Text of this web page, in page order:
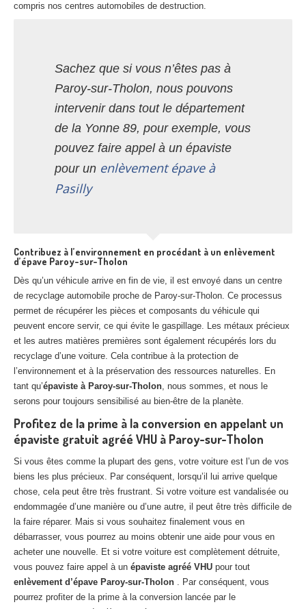
compris nos centres automobiles de destruction.
Sachez que si vous n’êtes pas à
Paroy-sur-Tholon, nous pouvons
intervenir dans tout le département
de la Yonne 89, pour exemple, vous
pouvez faire appel à un épaviste
pour un enlèvement épave à
Pasilly
Contribuez à l’environnement en procédant à un enlèvement
d’épave Paroy-sur-Tholon
Dès qu’un véhicule arrive en fin de vie, il est envoyé dans un centre
de recyclage automobile proche de Paroy-sur-Tholon. Ce processus
permet de récupérer les pièces et composants du véhicule qui
peuvent encore servir, ce qui évite le gaspillage. Les métaux précieux
et les autres matières premières sont également récupérés lors du
recyclage d’une voiture. Cela contribue à la protection de
l’environnement et à la préservation des ressources naturelles. En
tant qu’épaviste à Paroy-sur-Tholon, nous sommes, et nous le
serons pour toujours sensibilisé au bien-être de la planète.
Profitez de la prime à la conversion en appelant un
épaviste gratuit agréé VHU à Paroy-sur-Tholon
Si vous êtes comme la plupart des gens, votre voiture est l’un de vos
biens les plus précieux. Par conséquent, lorsqu’il lui arrive quelque
chose, cela peut être très frustrant. Si votre voiture est vandalisée ou
endommagée d’une manière ou d’une autre, il peut être très difficile de
la faire réparer. Mais si vous souhaitez finalement vous en
débarrasser, vous pourrez au moins obtenir une aide pour vous en
acheter une nouvelle. Et si votre voiture est complètement détruite,
vous pouvez faire appel à un épaviste agréé VHU pour tout
enlèvement d’épave Paroy-sur-Tholon . Par conséquent, vous
pourrez profiter de la prime à la conversion lancée par le